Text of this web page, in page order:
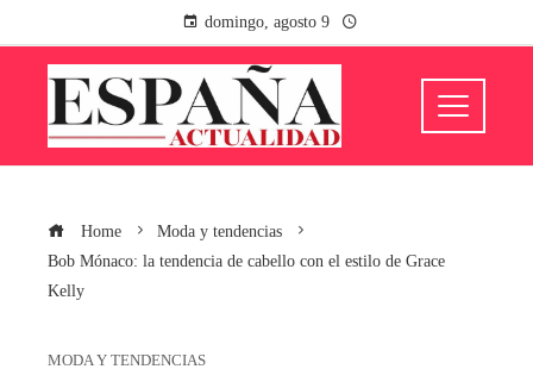
domingo, agosto 9
Home
Moda y tendencias
Bob Mónaco: la tendencia de cabello con el estilo de Grace
Kelly
MODA Y TENDENCIAS